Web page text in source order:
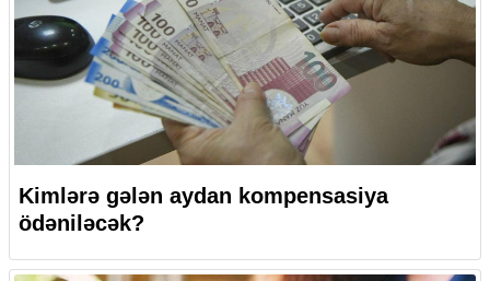
Kimlərə gələn aydan kompensasiya
ödəniləcək?